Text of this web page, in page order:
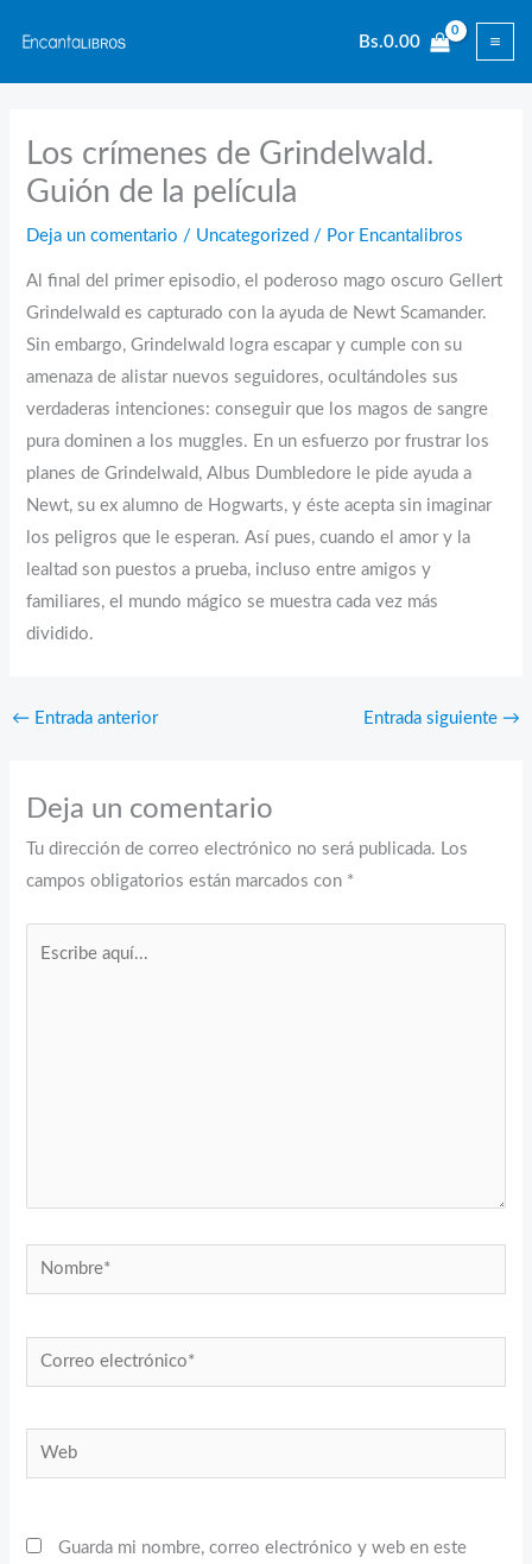
contenido
Bs.0.00
Los crímenes de Grindelwald.
Guión de la película
Deja un comentario / Uncategorized / Por Encantalibros
Al final del primer episodio, el poderoso mago oscuro Gellert
Grindelwald es capturado con la ayuda de Newt Scamander.
Sin embargo, Grindelwald logra escapar y cumple con su
amenaza de alistar nuevos seguidores, ocultándoles sus
verdaderas intenciones: conseguir que los magos de sangre
pura dominen a los muggles. En un esfuerzo por frustrar los
planes de Grindelwald, Albus Dumbledore le pide ayuda a
Newt, su ex alumno de Hogwarts, y éste acepta sin imaginar
los peligros que le esperan. Así pues, cuando el amor y la
lealtad son puestos a prueba, incluso entre amigos y
familiares, el mundo mágico se muestra cada vez más
dividido.
← Entrada anterior Entrada siguiente →
Deja un comentario
Tu dirección de correo electrónico no será publicada. Los
campos obligatorios están marcados con *
Nombre*
Correo
electrónico*
Web
Guarda mi nombre, correo electrónico y web en este